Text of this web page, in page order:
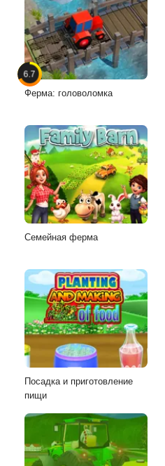
6.7
Ферма: головоломка
Семейная ферма
Посадка и приготовление
пищи